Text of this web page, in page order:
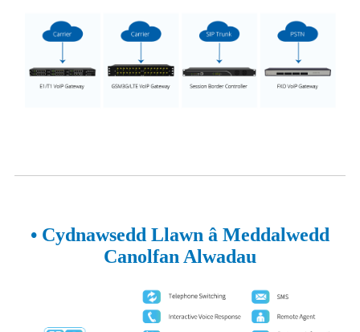
• Cydnawsedd Llawn â Meddalwedd
Canolfan Alwadau